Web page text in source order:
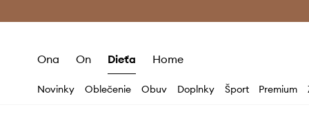
Ona On Dieťa Home
Novinky Oblečenie Obuv Doplnky Šport Premium